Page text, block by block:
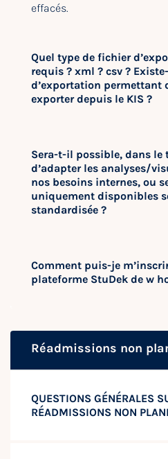
effacés.
Quel type de fichier
requis ? xml ? csv ?
d’exportation permettant
exporter depuis le KIS ?
Sera-t-il possible, dans le
d’adapter les analyses/
nos besoins internes, ou
uniquement disponibles
standardisée ?
Comment puis-je
plateforme StuDek de w
Réadmissions non
QUESTIONS GÉNÉRALES
RÉADMISSIONS NON